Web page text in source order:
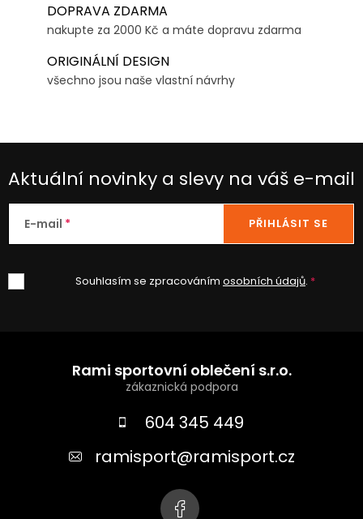
DOPRAVA ZDARMA
nakupte za 2000 Kč a máte dopravu zdarma
ORIGINÁLNÍ DESIGN
všechno jsou naše vlastní návrhy
Aktuální novinky a slevy na váš e-mail
E-mail
Souhlasím se zpracováním osobních údajů.
PŘIHLÁSIT SE
Rami sportovní oblečení s.r.o.
604 345 449
ramisport@ramisport.cz